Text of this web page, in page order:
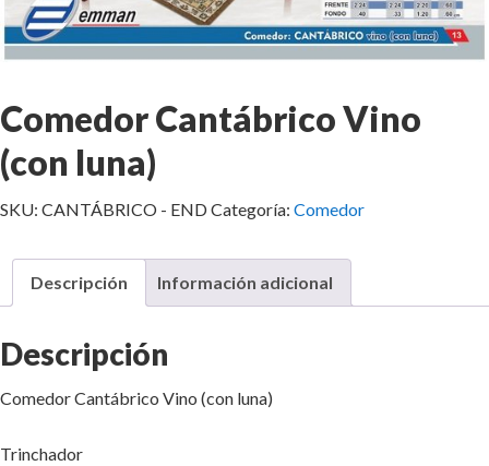
Comedor Cantábrico Vino
(con luna)
SKU: CANTÁBRICO - ENDCategoría: Comedor
Descripción Información adicional
Descripción
Comedor Cantábrico Vino (con luna)
Trinchador